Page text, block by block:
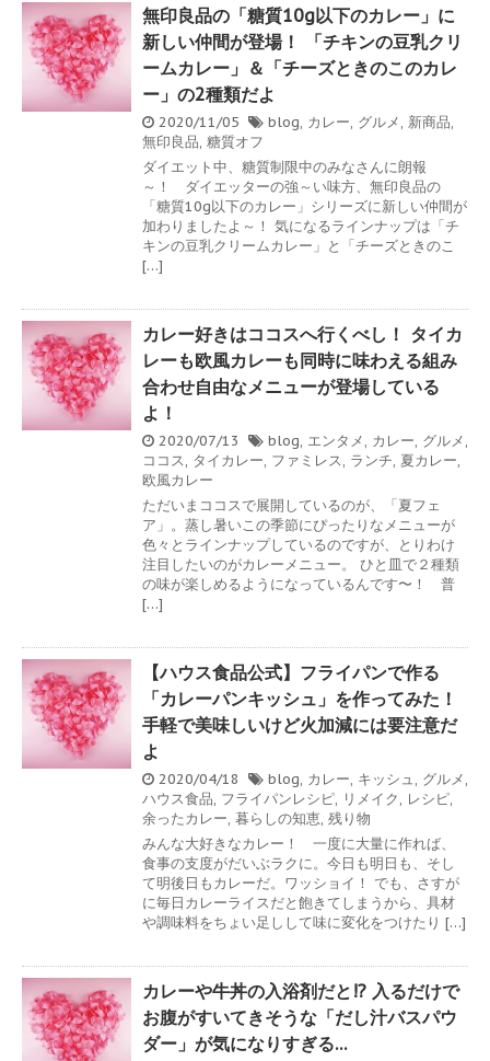
無印良品の「糖質10g以下のカレー」に
新しい仲間が登場！ 「チキンの豆乳クリ
ームカレー」＆「チーズときのこのカレ
ー」の2種類だよ
2020/11/05 blog, カレー, グルメ, 新商品,
無印良品, 糖質オフ
ダイエット中、糖質制限中のみなさんに朗報
～！ ダイエッターの強～い味方、無印良品の
「糖質10g以下のカレー」シリーズに新しい仲間が
加わりましたよ～！ 気になるラインナップは「チ
キンの豆乳クリームカレー」と「チーズときのこ
[…]
カレー好きはココスへ行くべし！ タイカ
レーも欧風カレーも同時に味わえる組み
合わせ自由なメニューが登場している
よ！
2020/07/13 blog, エンタメ, カレー, グルメ,
ココス, タイカレー, ファミレス, ランチ, 夏カレー,
欧風カレー
ただいまココスで展開しているのが、「夏フェ
ア」。蒸し暑いこの季節にぴったりなメニューが
色々とラインナップしているのですが、とりわけ
注目したいのがカレーメニュー。 ひと皿で２種類
の味が楽しめるようになっているんです〜！ 普
[…]
【ハウス食品公式】フライパンで作る
「カレーパンキッシュ」を作ってみた！
手軽で美味しいけど火加減には要注意だ
よ
2020/04/18 blog, カレー, キッシュ, グルメ,
ハウス食品, フライパンレシピ, リメイク, レシピ,
余ったカレー, 暮らしの知恵, 残り物
みんな大好きなカレー！ 一度に大量に作れば、
食事の支度がだいぶラクに。今日も明日も、そし
て明後日もカレーだ。ワッショイ！ でも、さすが
に毎日カレーライスだと飽きてしまうから、具材
や調味料をちょい足しして味に変化をつけたり […]
カレーや牛丼の入浴剤だと!? 入るだけで
お腹がすいてきそうな「だし汁バスパウ
ダー」が気になりすぎる…